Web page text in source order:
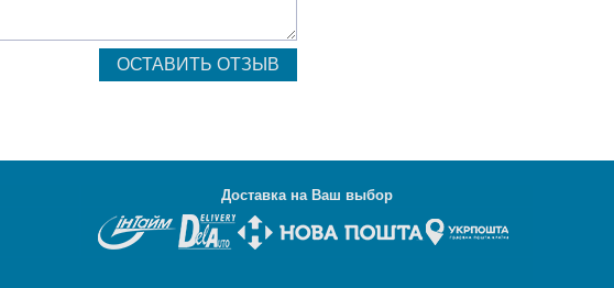
Доставка на Ваш выбор